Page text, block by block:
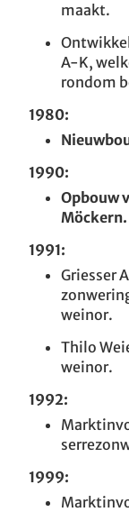
maakt.
A-K,
rondom
1980:
1990:
Opbouw
Möckern.
1991:
Griesser
weinor.
Thilo
weinor.
1992:
1999: